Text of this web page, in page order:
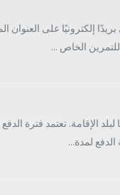
إلكترونيًا على العنوان
الخاص ...
الإقامة. تعتمد فترة
لمدة...